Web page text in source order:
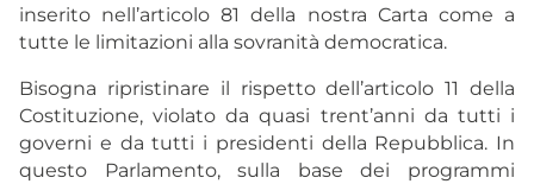
inserito nell’articolo 81 della nostra Carta come a
tutte le limitazioni alla sovranità democratica.
Bisogna ripristinare il rispetto dell’articolo 11 della
Costituzione, violato da quasi trent’anni da tutti i
governi e da tutti i presidenti della Repubblica. In
questo Parlamento, sulla base dei programmi